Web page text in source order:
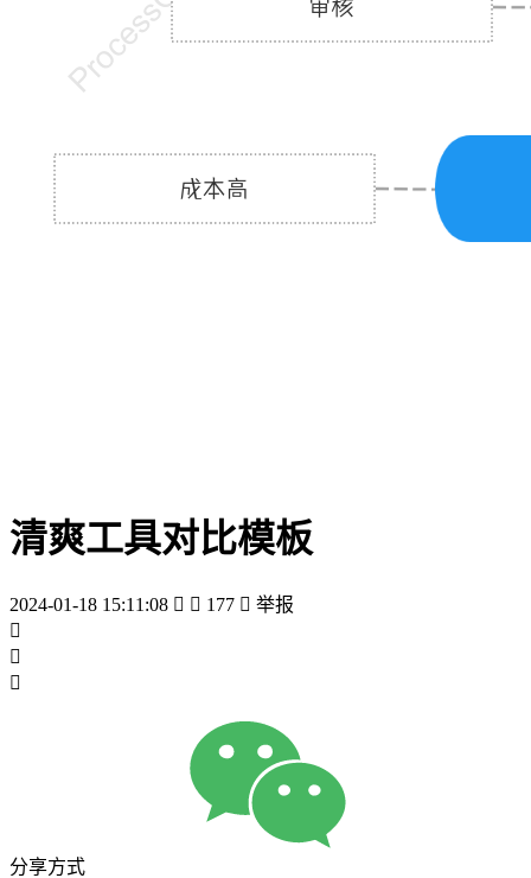
清爽工具对比模板
2024-01-18 15:11:08   177  举报



分享方式